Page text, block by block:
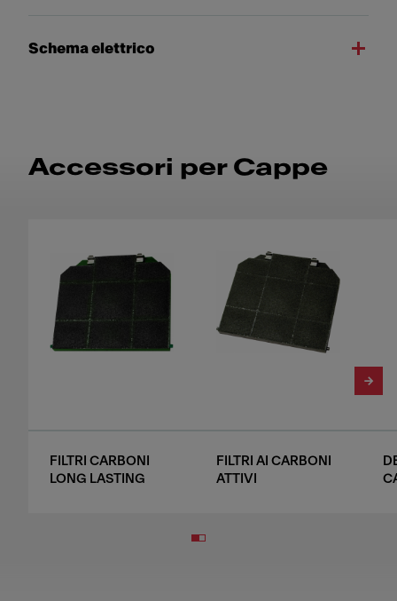
Schema elettrico
Accessori per Cappe
FILTRI CARBONI
LONG LASTING
FILTRI AI CARBONI
ATTIVI